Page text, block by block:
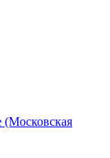
(Московская